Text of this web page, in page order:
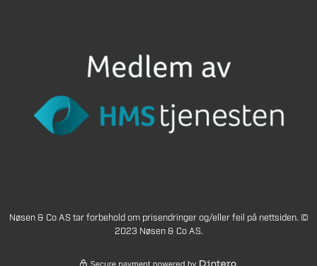
Nøsen & Co AS tar forbehold om prisendringer og/eller feil på nettsiden. ©
2023 Nøsen & Co AS.